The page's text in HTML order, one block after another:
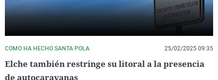
COMO HA HECHO SANTA POLA 25/02/2025 09:35
Elche también restringe su litoral a la presencia
de autocaravanas